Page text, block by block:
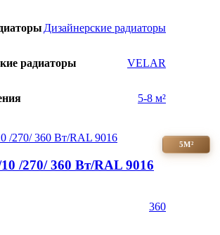
Дизайнерские радиаторы
радиаторы VELAR
5-8 м²
5М²
/270/ 360 Bт/RAL 9016
360